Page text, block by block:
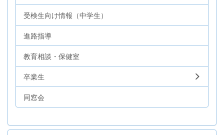
受検生向け情報（中学生）
進路指導
教育相談・保健室
卒業生
同窓会